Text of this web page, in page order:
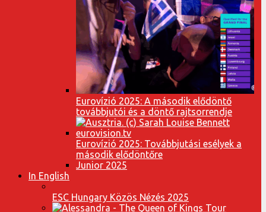
Eurovízió 2025: A második elődöntő
továbbjutói és a döntő rajtsorrendje
Eurovízió 2025: Továbbjutási esélyek a
második elődöntőre
Junior 2025
In English
ESC Hungary Közös Nézés 2025